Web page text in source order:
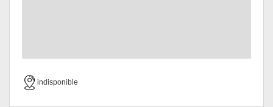
indisponible